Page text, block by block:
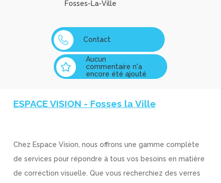
Fosses-La-Ville
Contact
Aucun
commentaire n'a
encore été ajouté
ESPACE VISION - Fosses la Ville
Chez Espace Vision, nous offrons une gamme complète
de services pour répondre à tous vos besoins en matière
de correction visuelle. Que vous recherchiez des verres